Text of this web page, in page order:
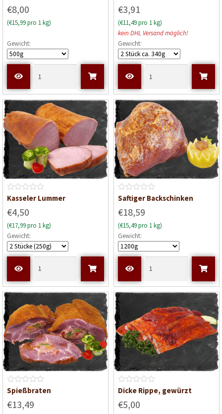
w
e
t
e
i
t
0
v
o
5
€8,00
(€15,99 pro 1 kg)
Gewicht:
4.75von
5
€3,91
(€11,49 pro 1 kg)
kein DHL Versand möglich!
Gewicht:
B
w
e
r
t
m
i
t
v
o
n
5
Kasseler Lummer
€4,50
(€17,99 pro 1 kg)
Gewicht:
B
w
e
r
t
m
i
t
v
o
n
5
Saftiger Backschinken
€18,59
(€15,49 pro 1 kg)
Gewicht:
B
w
Spießbraten
€13,49
B
w
Dicke Rippe, gewürzt
€5,00